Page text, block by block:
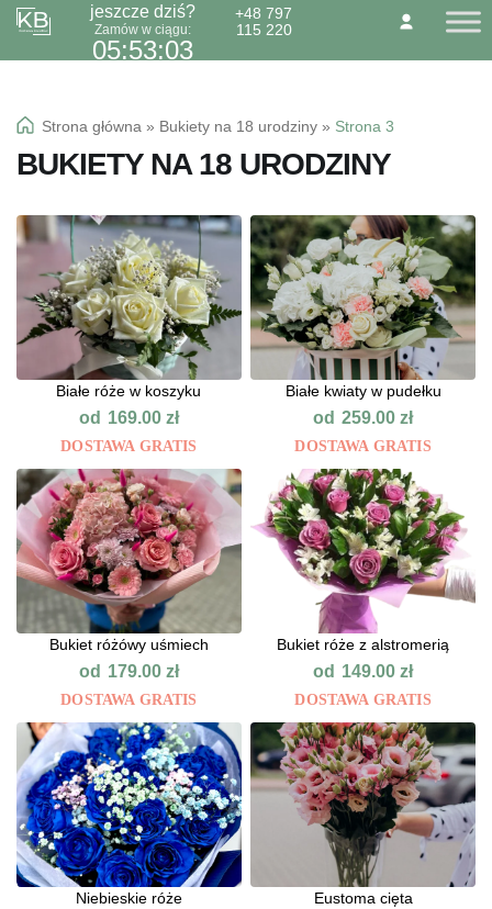
O NAS KONTAKTBLOG
Przejdź
do
Przejdź
do
jeszcze dziś?
Zamów w ciągu:
05:53:02
+48 797
115 220
Dzień Babci 21.01
Kwiaty
Kolorowa gipsówka
Wiązanki pogrzebowe
Strona główna » Bukiety na 18 urodziny » Strona 3
BUKIETY NA 18 URODZINY
Białe róże w koszyku
od 169.00 zł
DOSTAWA GRATIS
Białe kwiaty w pudełku
od 259.00zł
DOSTAWA GRATIS
Bukiet różówy uśmiech
od 179.00 zł
DOSTAWA GRATIS
Bukiet róże z alstromerią
od 149.00zł
DOSTAWA GRATIS
Niebieskie róże Eustoma cięta